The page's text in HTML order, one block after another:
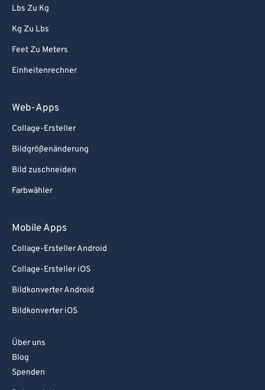
Lbs Zu Kg
Kg Zu Lbs
Feet Zu Meters
Einheitenrechner
Web-Apps
Collage-Ersteller
Bildgrößenänderung
Bild zuschneiden
Farbwähler
Mobile Apps
Collage-Ersteller Android
Collage-Ersteller iOS
Bildkonverter Android
Bildkonverter iOS
Über uns
Blog
Spenden